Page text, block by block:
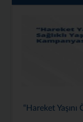
Genel